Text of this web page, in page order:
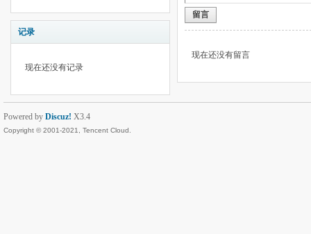
记录
现在还没有记录
留言
现在还没有留言
Powered by Discuz! X3.4
Copyright © 2001-2021, Tencent Cloud.